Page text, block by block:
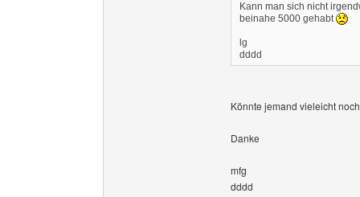
Kann man sich nicht
beinahe 5000 gehabt
lg
dddd
Könnte jemand vieleicht
Danke
mfg
dddd